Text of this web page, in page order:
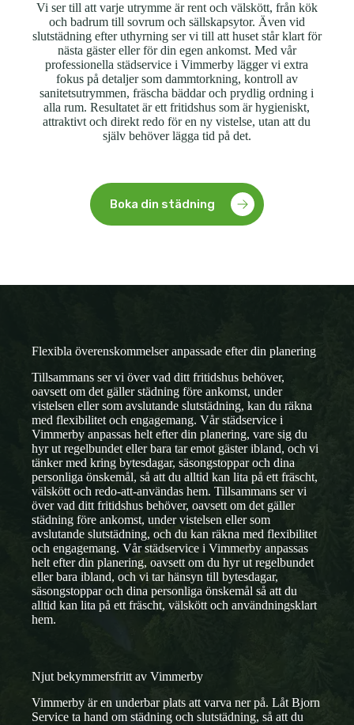
Vi ser till att varje utrymme är rent och välskött, från kök
och badrum till sovrum och sällskapsytor. Även vid
slutstädning efter uthyrning ser vi till att huset står klart för
nästa gäster eller för din egen ankomst. Med vår
professionella städservice i Vimmerby lägger vi extra
fokus på detaljer som dammtorkning, kontroll av
sanitetsutrymmen, fräscha bäddar och prydlig ordning i
alla rum. Resultatet är ett fritidshus som är hygieniskt,
attraktivt och direkt redo för en ny vistelse, utan att du
själv behöver lägga tid på det.
Boka din städning
Flexibla överenskommelser anpassade efter din planering
Tillsammans ser vi över vad ditt fritidshus behöver,
oavsett om det gäller städning före ankomst, under
vistelsen eller som avslutande slutstädning, kan du räkna
med flexibilitet och engagemang. Vår städservice i
Vimmerby anpassas helt efter din planering, vare sig du
hyr ut regelbundet eller bara tar emot gäster ibland, och vi
tänker med kring bytesdagar, säsongstoppar och dina
personliga önskemål, så att du alltid kan lita på ett fräscht,
välskött och redo-att-användas hem. Tillsammans ser vi
över vad ditt fritidshus behöver, oavsett om det gäller
städning före ankomst, under vistelsen eller som
avslutande slutstädning, och du kan räkna med flexibilitet
och engagemang. Vår städservice i Vimmerby anpassas
helt efter din planering, oavsett om du hyr ut regelbundet
eller bara ibland, och vi tar hänsyn till bytesdagar,
säsongstoppar och dina personliga önskemål så att du
alltid kan lita på ett fräscht, välskött och användningsklart
hem.
Njut bekymmersfritt av Vimmerby
Vimmerby är en underbar plats att varva ner på. Låt Bjorn
Service ta hand om städning och slutstädning, så att du